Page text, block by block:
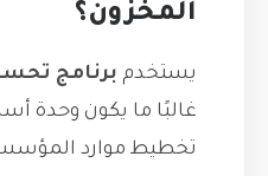
المخزون؟
يستخدم برنامج
غالبًا ما يكون وحدة